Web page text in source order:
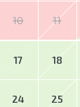
10 11
17 18
24 25